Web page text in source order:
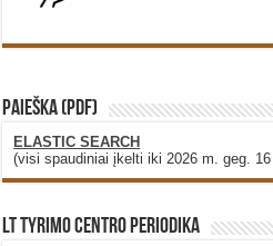
PAIEŠKA (PDF)
ELASTIC SEARCH
(visi spaudiniai įkelti iki 2026 m. geg.
LT Tyrimo Centro Periodika